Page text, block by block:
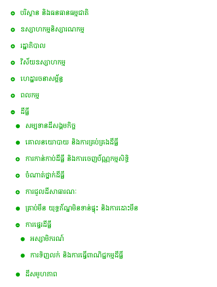
បរិស្ថាន និងធនធានធម្មជាតិ
ឧស្សាហកម្មនិស្សារណកម្ម
រដ្ឋាភិបាល
វិស័យឧស្សាហកម្ម
ហេដ្ឋារចនាសម្ព័ន្ធ
ពល​កម្ម
ដីធ្លី
សម្បទានដីសង្គមកិច្ច
គោលនយោបាយ និង​ការគ្រប់គ្រង​ដីធ្លី
ការកាន់កាប់​ដីធ្លី និង​ការចេញ​ប័ណ្ណកម្មសិទ្ធិ​
ចំណាត់ថ្នាក់ដីធ្លី
ការជួលដីសាធារណៈ
គ្រាប់មីន យុទ្ធភ័ណ្ឌមិនទាន់ផ្ទុះ និងការដោះមីន
ការផ្ទេរដីធ្លី
អស្សាមិករណ៍
ការទិញលក់ និងការធ្វើពាណិជ្ជកម្មដីធ្លី
ដីសមូហភាព